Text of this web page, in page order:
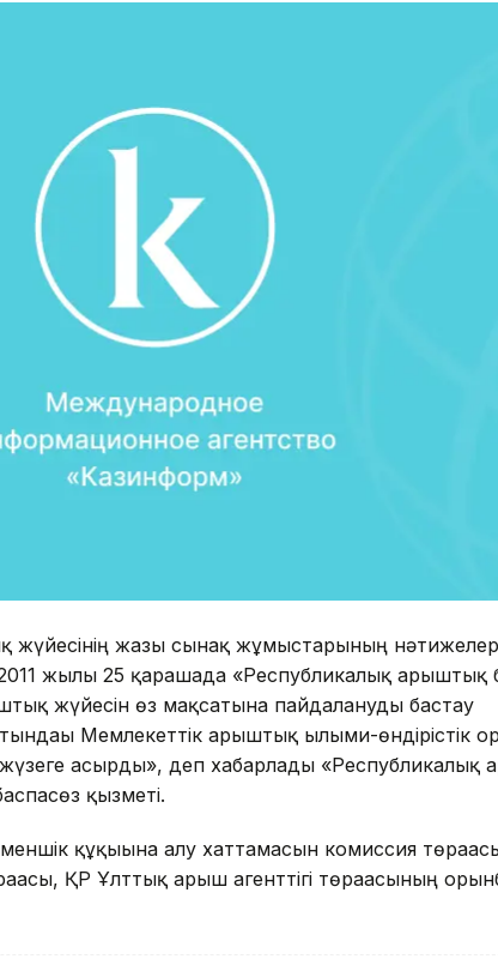
жүйесінің жазғы сынақ жұмыстарының
жылғы 25 қарашада «Республикалық ғарыштық
жүйесін өз мақсатына пайдалануды бастау
Мемлекеттік ғарыштық ғылыми-өндірістік
асырды», деп хабарлады «Республикалық
қызметі.
құқығына алу хаттамасын комиссия
ҚР Ұлттық ғарыш агенттігі төрағасының